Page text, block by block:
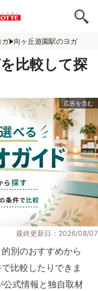
ガ 向ヶ丘遊園駅のヨガ
比較して探
最終更新日：2026/08/07
別のおすすめから
比較したりできま
式情報と独自取材